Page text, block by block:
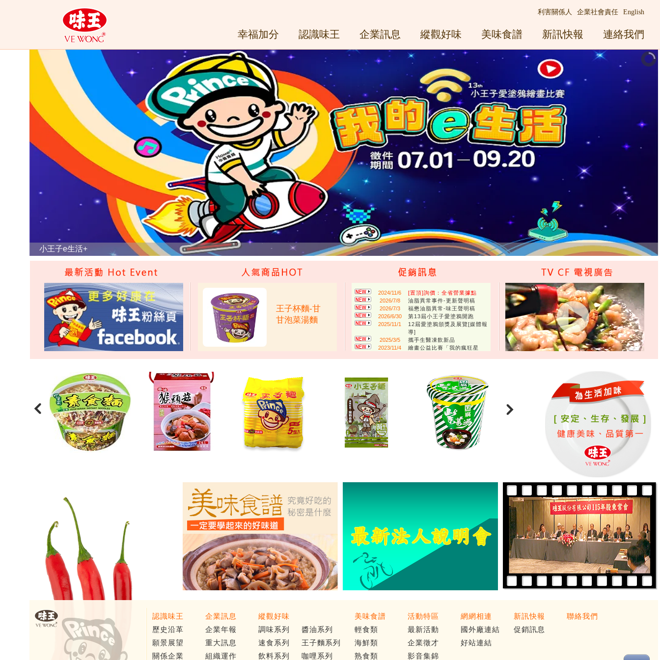
連絡我們
新訊快報
美味食譜
縱觀好味
企業訊息
認識味王
幸福加分
利害關係人 企業社會責任 English
小王子e生活+
王子杯麵-甘
甘泡菜湯麵
2024/11/6
[置頂]詢價：全省營業據點
2026/7/8
油脂異常事件-更新聲明稿
2026/7/3
福懋油脂異常-味王聲明稿
2026/6/30
第13屆小王子愛塗鴉開跑
2025/11/1
12屆愛塗鴉頒獎及展覽[媒體報
導]
2025/3/5
攜手生醫凍飲新品
2023/11/4
繪畫公益比賽「我的瘋狂星
2020/1/15
「味王味精」悠遊卡 懷舊味濃
認識味王
歷史沿革
願景展望
關係企業
企業訊息
企業年報
重大訊息
組織運作
縱觀好味
調味系列
速食系列
飲料系列
醬油系列
王子麵系列
咖哩系列
美味食譜
輕食類
海鮮類
熟食類
活動特區
最新活動
企業徵才
影音集錦
網網相連
國外廠連結
好站連結
新訊快報
促銷訊息
聯絡我們